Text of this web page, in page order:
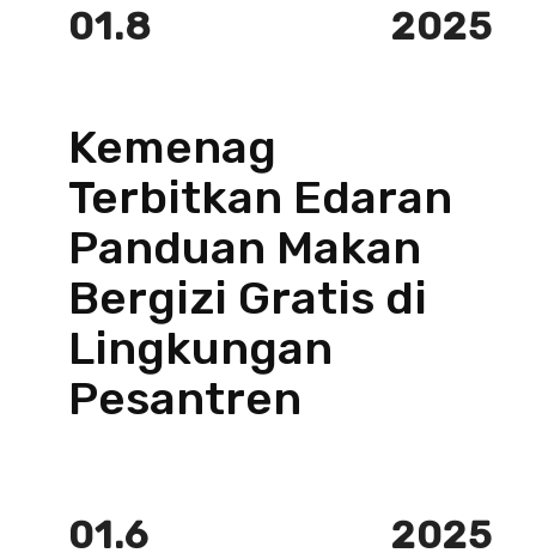
01.8 2025
Kemenag
Terbitkan Edaran
Panduan Makan
Bergizi Gratis di
Lingkungan
Pesantren
01.6 2025